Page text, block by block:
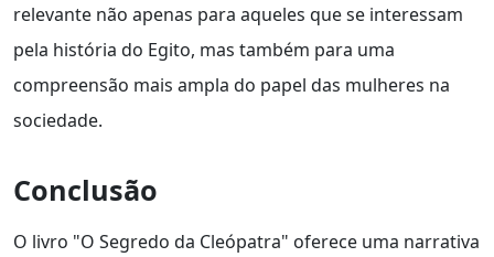
relevante não apenas para aqueles que se interessam
pela história do Egito, mas também para uma
compreensão mais ampla do papel das mulheres na
sociedade.
Conclusão
O livro "O Segredo da Cleópatra" oferece uma narrativa